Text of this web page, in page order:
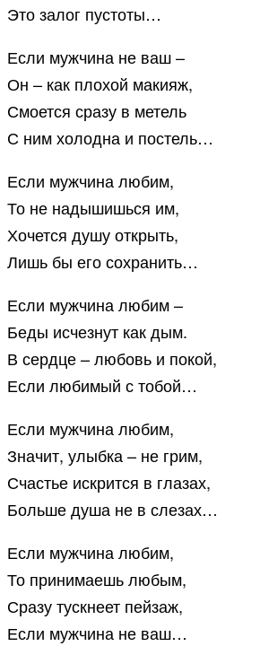
Это залог пустоты…
Если мужчина не ваш –
Он – как плохой макияж,
Смоется сразу в метель
С ним холодна и постель…
Если мужчина любим,
То не надышишься им,
Хочется душу открыть,
Лишь бы его сохранить…
Если мужчина любим –
Беды исчезнут как дым.
В сердце – любовь и покой,
Если любимый с тобой…
Если мужчина любим,
Значит, улыбка – не грим,
Счастье искрится в глазах,
Больше душа не в слезах…
Если мужчина любим,
То принимаешь любым,
Сразу тускнеет пейзаж,
Если мужчина не ваш…